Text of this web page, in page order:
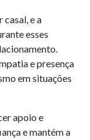
e a
esses
e presença
em situações
apoio e
e mantém a